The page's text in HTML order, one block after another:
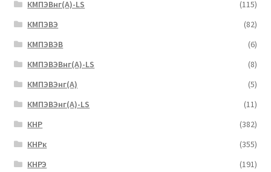
КМПЭВнг(А)-LS
(115)
КМПЭВЭ
(82)
КМПЭВЭВ
(6)
КМПЭВЭВнг(А)-LS
(8)
КМПЭВЭнг(А)
(5)
КМПЭВЭнг(А)-LS
(11)
КНР
(382)
КНРк
(355)
КНРЭ
(191)